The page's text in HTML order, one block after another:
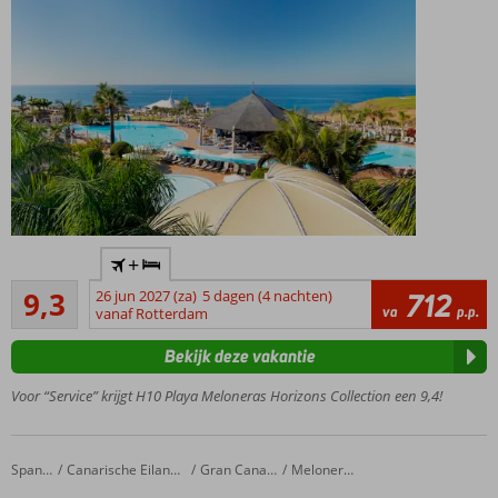
Heerlijk 5-
sterrenhotel
vlak bij het
strand
Een buffet- en à-
carterestaurants
zeker
naar
9,3
Uitstekend
42
beoordelingen
+
26 jun 2027 (za) 5 dagen (4 nachten)
vanaf Rotterdam
va 712 p.p.
Voor “Service” krijgt H10 Playa Meloneras Horizons Collection een 9,4!
Bekijk deze vakantie
Home Spanje Canarische Eilanden Gran Canaria Meloneras
Caybeach Meloneras